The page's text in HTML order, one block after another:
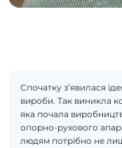
Спочатку з’явилася
вироби. Так виникла
яка почала
опорно-рухового
людям потрібно не